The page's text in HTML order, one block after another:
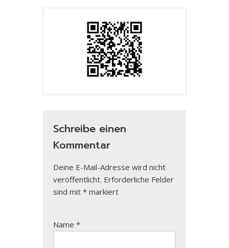
Schreibe einen
Kommentar
Deine E-Mail-Adresse wird nicht
veröffentlicht. Erforderliche Felder
sind mit * markiert
Name *